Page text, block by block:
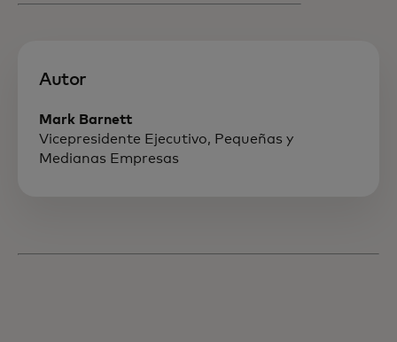
Autor
Mark Barnett
Vicepresidente Ejecutivo, Pequeñas y
Medianas Empresas